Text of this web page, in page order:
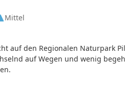
Mittel
auf den Regionalen Naturpark
auf Wegen und wenig